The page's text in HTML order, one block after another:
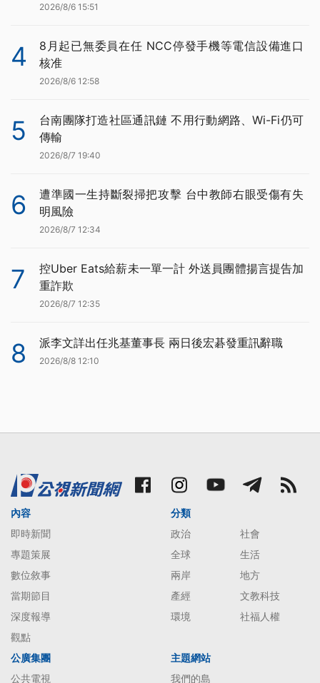
2026/8/6 15:51
4
8月起已無委員在任 NCC停發手機等電信設備進口
核准
2026/8/6 12:58
5
台南團隊打造社區通訊鏈 不用行動網路、Wi-Fi仍可
傳輸
2026/8/7 19:40
6
遭準國一生持斷裂掃把攻擊 台中教師右眼受傷有失
明風險
2026/8/7 12:34
7
控Uber Eats給薪未一單一計 外送員團體揚言提告加
重詐欺
2026/8/7 12:35
8 派李文詳出任兆基董事長 兩日後宏碁發重訊辭職
2026/8/8 12:10
內容
即時新聞
專題策展
數位敘事
當期節目
深度報導
觀點
分類
政治
社會
全球
生活
兩岸
地方
產經
文教科技
環境
社福人權
公廣集團
公共電視
主題網站
我們的島